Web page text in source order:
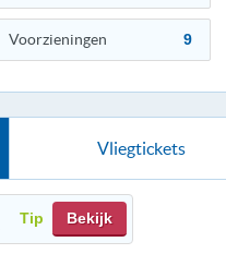
Voorzieningen 9
Vliegtickets
Tip Bekijk